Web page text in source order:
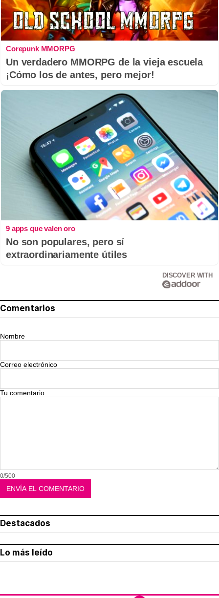
Corepunk MMORPG
Un verdadero MMORPG de la vieja escuela
¡Cómo los de antes, pero mejor!
9 apps que valen oro
No son populares, pero sí
extraordinariamente útiles
DISCOVER WITH
Comentarios
Nombre
Correo electrónico
Tu comentario
0/500
Destacados
Lo más leído